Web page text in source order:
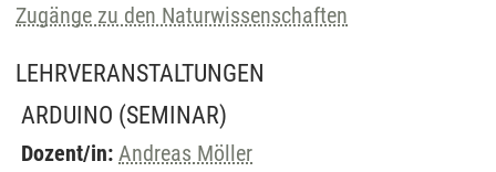
Zugänge zu den Naturwissenschaften
LEHRVERANSTALTUNGEN
ARDUINO (SEMINAR)
Dozent/in: Andreas Möller